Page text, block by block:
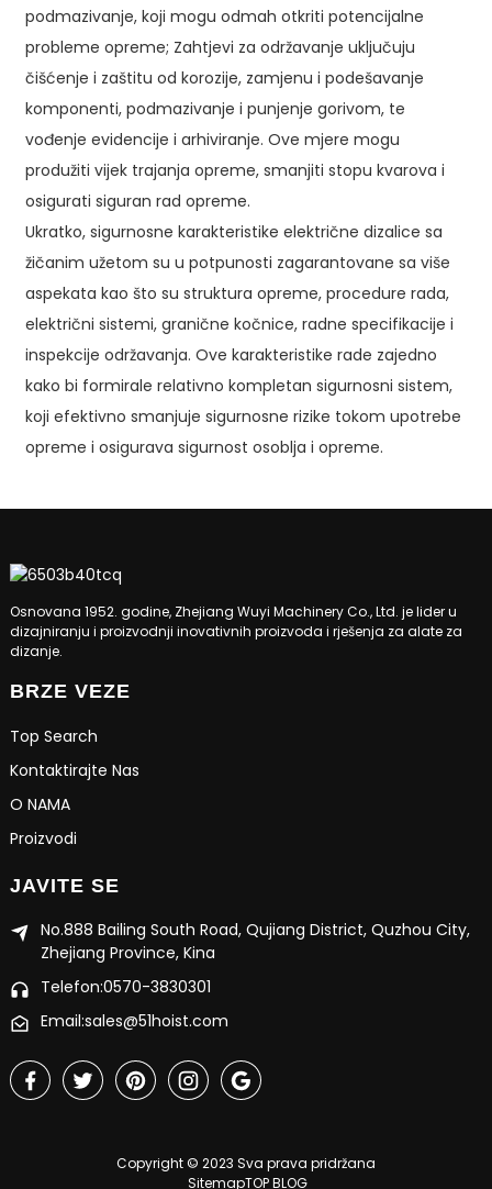
podmazivanje, koji mogu odmah otkriti potencijalne
probleme opreme; Zahtjevi za održavanje uključuju
čišćenje i zaštitu od korozije, zamjenu i podešavanje
komponenti, podmazivanje i punjenje gorivom, te
vođenje evidencije i arhiviranje. Ove mjere mogu
produžiti vijek trajanja opreme, smanjiti stopu kvarova i
osigurati siguran rad opreme.
Ukratko, sigurnosne karakteristike električne dizalice sa
žičanim užetom su u potpunosti zagarantovane sa više
aspekata kao što su struktura opreme, procedure rada,
električni sistemi, granične kočnice, radne specifikacije i
inspekcije održavanja. Ove karakteristike rade zajedno
kako bi formirale relativno kompletan sigurnosni sistem,
koji efektivno smanjuje sigurnosne rizike tokom upotrebe
opreme i osigurava sigurnost osoblja i opreme.
Osnovana 1952. godine, Zhejiang Wuyi Machinery Co., Ltd. je lider u
dizajniranju i proizvodnji inovativnih proizvoda i rješenja za alate za
dizanje.
BRZE VEZE
Top Search
Kontaktirajte Nas
O NAMA
Proizvodi
JAVITE SE
No.888 Bailing South Road, Qujiang District, Quzhou City,
Zhejiang Province, Kina
Telefon:0570-3830301
Email:sales@51hoist.com
Copyright © 2023 Sva prava pridržana
SitemapTOP BLOG